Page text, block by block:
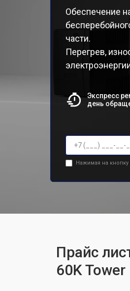
Обеспечение
части.
Перегрев,
Экспресс
день
Нажимая на
Прайс
60K Tower